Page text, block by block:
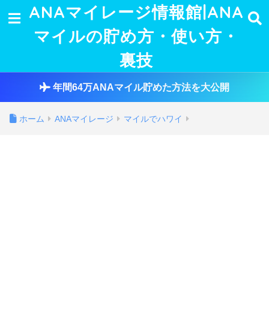
ANAマイレージ情報館|ANA
マイルの貯め方・使い方・
裏技
年間64万ANAマイル貯めた方法を大公開
ホーム ANAマイレージ マイルでハワイ